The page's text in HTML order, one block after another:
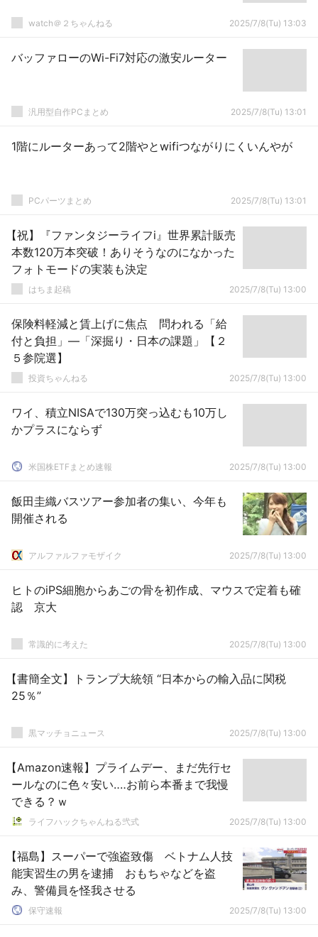
watch＠２ちゃんねる 2025/7/8(Tu) 13:03
バッファローのWi-Fi7対応の激安ルーター
汎用型自作PCまとめ 2025/7/8(Tu) 13:01
1階にルーターあって2階やとwifiつながりにくいんやが
PCパーツまとめ 2025/7/8(Tu) 13:01
【祝】『ファンタジーライフi』世界累計販売
本数120万本突破！ありそうなのになかった
フォトモードの実装も決定
はちま起稿 2025/7/8(Tu) 13:00
保険料軽減と賃上げに焦点 問われる「給
付と負担」―「深掘り・日本の課題」【２
５参院選】
投資ちゃんねる 2025/7/8(Tu) 13:00
ワイ、積立NISAで130万突っ込むも10万し
かプラスにならず
米国株ETFまとめ速報 2025/7/8(Tu) 13:00
飯田圭織バスツアー参加者の集い、今年も
開催される
アルファルファモザイク 2025/7/8(Tu) 13:00
ヒトのiPS細胞からあごの骨を初作成、マウスで定着も確
認 京大
常識的に考えた 2025/7/8(Tu) 13:00
【書簡全文】トランプ大統領 “日本からの輸入品に関税
25％”
黒マッチョニュース 2025/7/8(Tu) 13:00
【Amazon速報】プライムデー、まだ先行セ
ールなのに色々安い‥‥お前ら本番まで我慢
できる？ｗ
ライフハックちゃんねる弐式 2025/7/8(Tu) 13:00
【福島】スーパーで強盗致傷 ベトナム人技
能実習生の男を逮捕 おもちゃなどを盗
み、警備員を怪我させる
保守速報 2025/7/8(Tu) 13:00